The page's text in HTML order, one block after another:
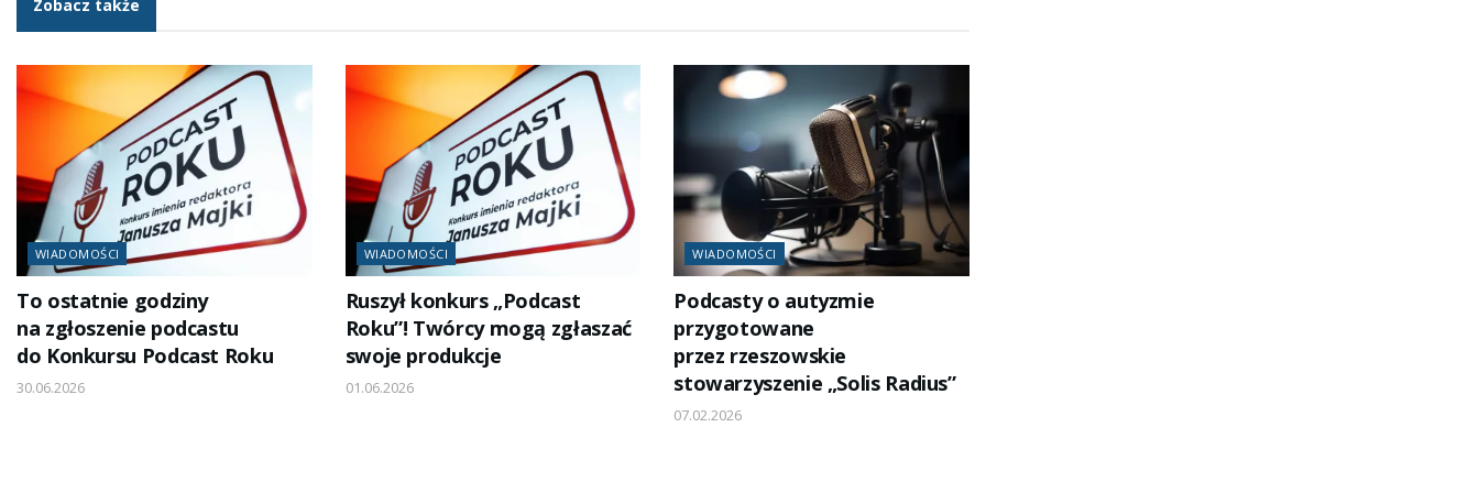
Zobacz także
WIADOMOŚCI
To ostatnie godziny
na zgłoszenie podcastu
do Konkursu Podcast Roku
30.06.2026
WIADOMOŚCI
Ruszył konkurs „Podcast
Roku”! Twórcy mogą zgłaszać
swoje produkcje
01.06.2026
WIADOMOŚCI
Podcasty o autyzmie
przygotowane
przez rzeszowskie
stowarzyszenie „Solis Radius”
07.02.2026